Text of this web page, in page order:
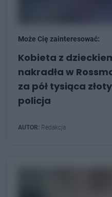
Może Cię zainteresować:
Kobieta z
nakradła w
za pół tysiąca
policja
AUTOR: Redakcja